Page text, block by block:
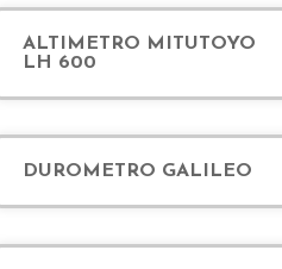
ALTIMETRO MITUTOYO
LH 600
DUROMETRO GALILEO